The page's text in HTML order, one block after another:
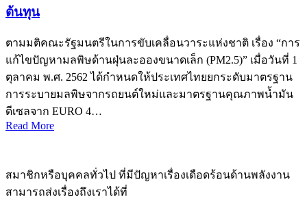
ต้นทุน
ตามมติคณะรัฐมนตรีในการขับเคลื่อนวาระแห่งชาติ เรื่อง “การ
แก้ไขปัญหามลพิษด้านฝุ่นละอองขนาดเล็ก (PM2.5)” เมื่อวันที่ 1
ตุลาคม พ.ศ. 2562 ได้กำหนดให้ประเทศไทยยกระดับมาตรฐาน
การระบายมลพิษจากรถยนต์ใหม่และมาตรฐานคุณภาพน้ำมัน
ดีเซลจาก EURO 4…
Read More
สมาชิกหรือบุคคลทั่วไป ที่มีปัญหาเรื่องเดือดร้อนด้านพลังงาน
สามารถส่งเรื่องถึงเราได้ที่